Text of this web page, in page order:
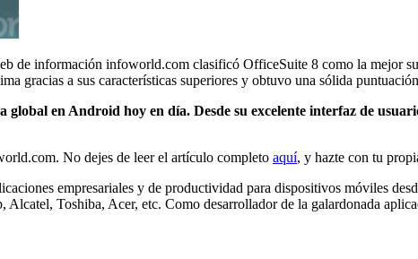
de información infoworld.com clasificó OfficeSuite 8 como la mejor
gracias a sus características superiores y obtuvo una sólida
en Android hoy en día. Desde su excelente interfaz de
No dejes de leer el artículo completo aquí, y hazte con tu
empresariales y de productividad para dispositivos móviles
Toshiba, Acer, etc. Como desarrollador de la galardonada